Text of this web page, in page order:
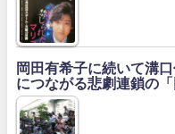
岡田有希子に続いて溝
につながる悲劇連鎖の「